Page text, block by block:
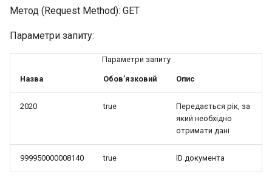
Метод (Request Method): GET
Параметри запиту:
Параметри запиту
Назва Обов'язковий Опис
2020 true
Передається рік, за
який необхідно
отримати дані
999950000008140 true ID документа